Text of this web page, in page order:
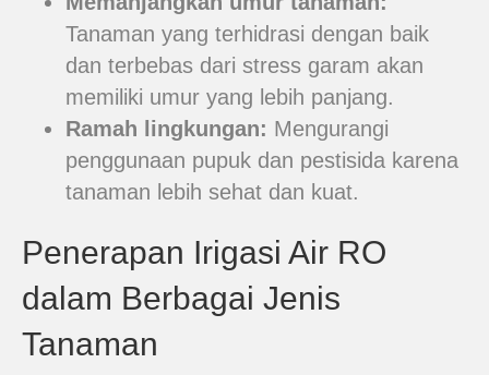
Tanaman yang terhidrasi dengan baik
dan terbebas dari stress garam akan
memiliki umur yang lebih panjang.
Ramah lingkungan: Mengurangi
penggunaan pupuk dan pestisida karena
tanaman lebih sehat dan kuat.
Penerapan Irigasi Air RO
dalam Berbagai Jenis
Tanaman